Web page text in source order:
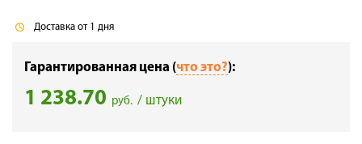
Доставка от 1 дня
Гарантированная цена (что это?):
1 238.70 руб. / штуки